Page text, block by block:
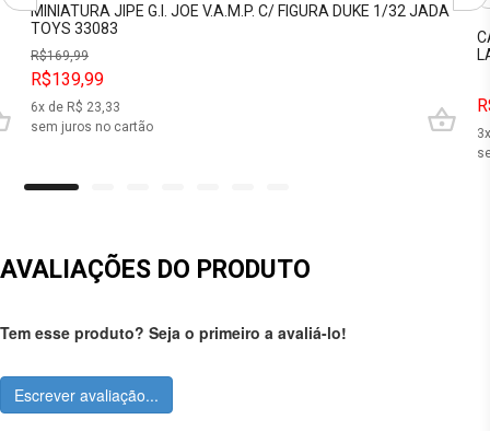
MINIATURA JIPE G.I. JOE V.A.M.P. C/ FIGURA DUKE 1/32 JADA
TOYS 33083
R$169,99
R$139,99
6x de R$ 23,33
sem juros no cartão
3
AVALIAÇÕES DO PRODUTO
Tem esse produto? Seja o primeiro a avaliá-lo!
Escrever avaliação...